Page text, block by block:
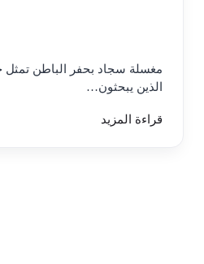
مغسلة سجاد بحفر الباطن تمثل
الذين يبحثون…
قراءة المزيد